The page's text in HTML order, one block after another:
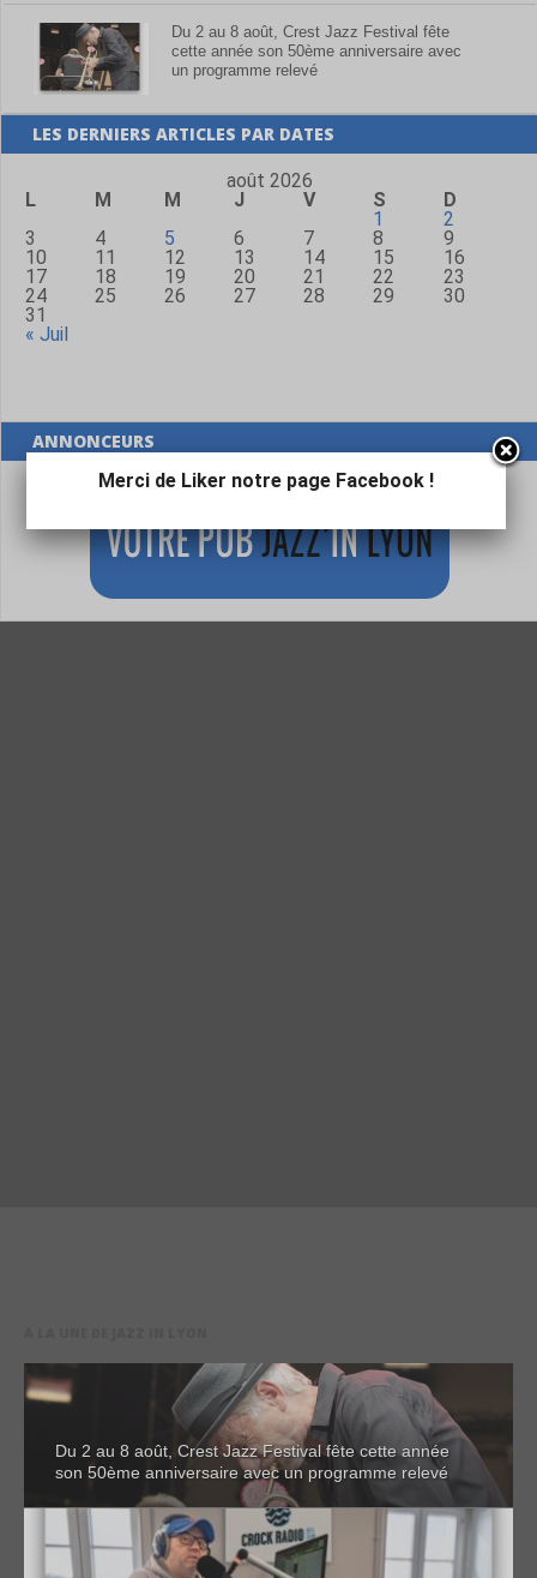
Du 2 au 8 août, Crest Jazz Festival fête
cette année son 50ème anniversaire avec
un programme relevé
LES DERNIERS ARTICLES PAR DATES
août 2026
L
M M J V S
D
1
2
3
4 5 6 7 8
9
10
11 12 13 14 15
16
17
18 19 20 21 22
23
24
25 26 27 28 29
30
31
« Juil
ANNONCEURS
Du 2 au 8 août, Crest Jazz Festival fête cette année
son 50ème anniversaire avec un programme relevé
Merci de Liker notre page Facebook !